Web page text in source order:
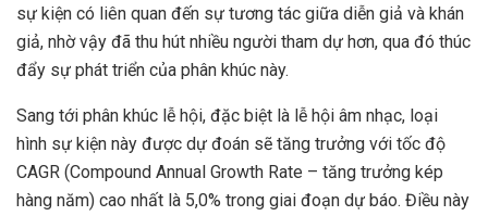
sự kiện có liên quan đến sự tương tác giữa diễn giả và khán
giả, nhờ vậy đã thu hút nhiều người tham dự hơn, qua đó thúc
đẩy sự phát triển của phân khúc này.
Sang tới phân khúc lễ hội, đặc biệt là lễ hội âm nhạc, loại
hình sự kiện này được dự đoán sẽ tăng trưởng với tốc độ
CAGR (Compound Annual Growth Rate – tăng trưởng kép
hàng năm) cao nhất là 5,0% trong giai đoạn dự báo. Điều này